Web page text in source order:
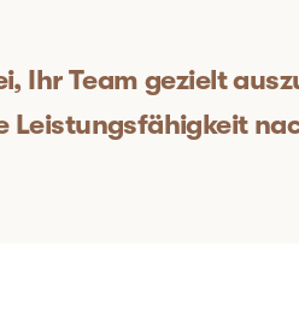
Ihr Team gezielt
Leistungsfähigkeit